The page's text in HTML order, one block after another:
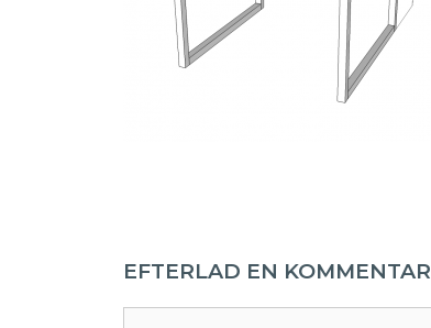
EFTERLAD EN KOMMENTAR